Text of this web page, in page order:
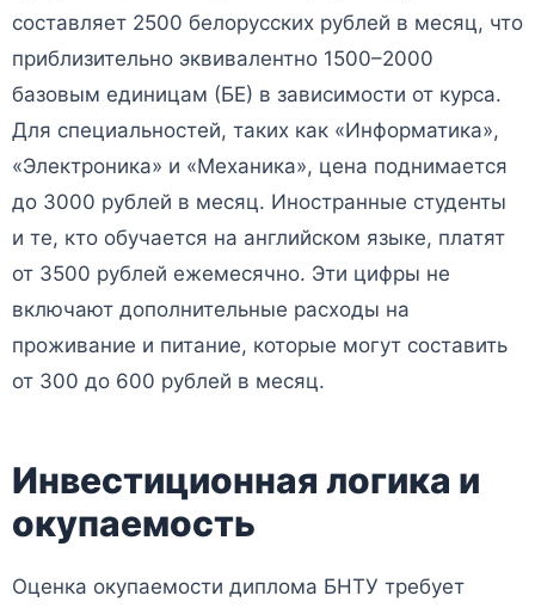
составляет 2500 белорусских рублей в месяц, что
приблизительно эквивалентно 1500–2000
базовым единицам (БЕ) в зависимости от курса.
Для специальностей, таких как «Информатика»,
«Электроника» и «Механика», цена поднимается
до 3000 рублей в месяц. Иностранные студенты
и те, кто обучается на английском языке, платят
от 3500 рублей ежемесячно. Эти цифры не
включают дополнительные расходы на
проживание и питание, которые могут составить
от 300 до 600 рублей в месяц.
Инвестиционная логика и
окупаемость
Оценка окупаемости диплома БНТУ требует